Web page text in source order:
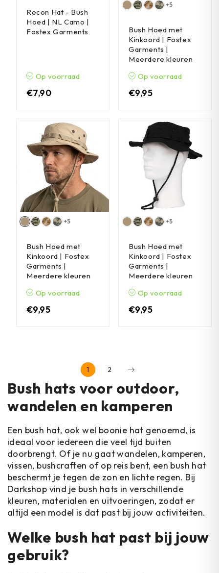
Recon Hat - Bush
Hoed | NL Camo |
Fostex Garments
Op voorraad
€7,90
+5
Bush Hoed met
Kinkoord | Fostex
Garments |
Meerdere kleuren
Op voorraad
€9,95
+5
Bush Hoed met
Kinkoord | Fostex
Garments |
Meerdere kleuren
Op voorraad
€9,95
+5
Bush Hoed met
Kinkoord | Fostex
Garments |
Meerdere kleuren
Op voorraad
€9,95
1 2
Bush hats voor outdoor,
wandelen en kamperen
Een bush hat, ook wel boonie hat genoemd, is
ideaal voor iedereen die veel tijd buiten
doorbrengt. Of je nu gaat wandelen, kamperen,
vissen, bushcraften of op reis bent, een bush hat
beschermt je tegen de zon en lichte regen. Bij
Darkshop vind je bush hats in verschillende
kleuren, materialen en uitvoeringen, zodat er
altijd een model is dat past bij jouw activiteiten.
Welke bush hat past bij jouw
gebruik?